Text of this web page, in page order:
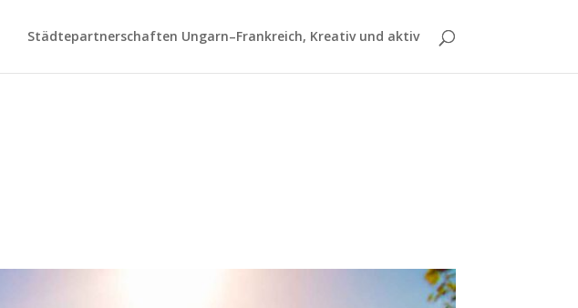
Städtepartnerschaften Ungarn–Frankreich, Kreativ und aktiv